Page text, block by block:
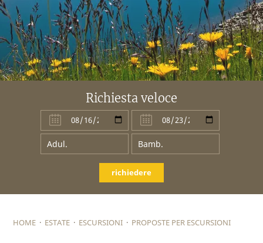
Richiesta veloce
richiedere
HOME · ESTATE · ESCURSIONI · PROPOSTE PER ESCURSIONI